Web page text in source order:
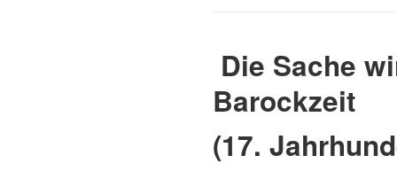
Die Sache
Barockzeit
(17.